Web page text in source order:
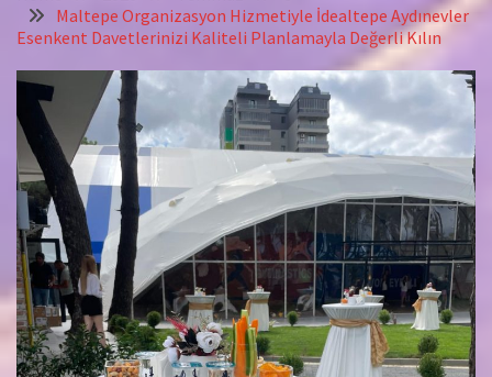
Maltepe Organizasyon Hizmetiyle İdealtepe Aydınevler
Esenkent Davetlerinizi Kaliteli Planlamayla Değerli Kılın